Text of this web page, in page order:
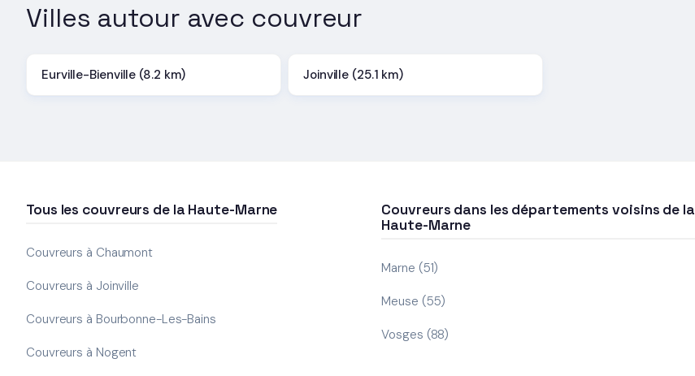
Villes autour avec couvreur
Eurville-Bienville (8.2 km) Joinville (25.1 km)
Tous les couvreurs de la Haute-Marne
Couvreurs à Chaumont
Couvreurs à Joinville
Couvreurs à Bourbonne-Les-Bains
Couvreurs à Nogent
Couvreurs dans les départements voisins de la
Haute-Marne
Marne (51)
Meuse (55)
Vosges (88)